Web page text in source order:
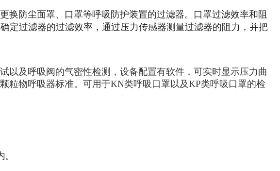
换防尘面罩、口罩等呼吸防护装置的过滤器。口罩过滤效率和阻
定过滤器的过滤效率，通过压力传感器测量过滤器的阻力，并把
以及呼吸阀的气密性检测，设备配置有软件，可实时显示压力曲
粒物呼吸器标准。可用于KN类呼吸口罩以及KP类呼吸口罩的检